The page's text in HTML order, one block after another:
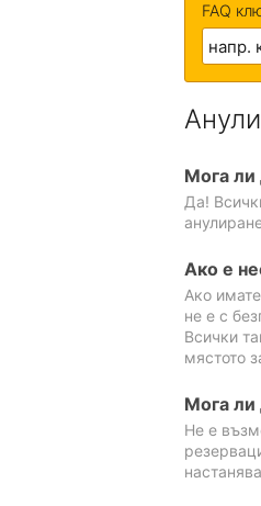
FAQ
Мога ли
Да!
Ако е
Ако
не е с
Всички
мястото
Мога ли
Не е